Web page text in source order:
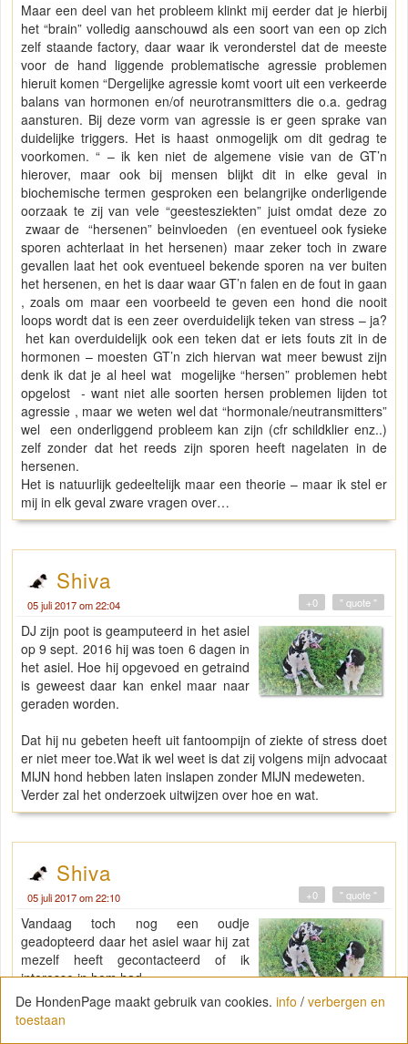
Maar een deel van het probleem klinkt mij eerder dat je hierbij
het “brain” volledig aanschouwd als een soort van een op zich
zelf staande factory, daar waar ik veronderstel dat de meeste
voor de hand liggende problematische agressie problemen
hieruit komen “Dergelijke agressie komt voort uit een verkeerde
balans van hormonen en/of neurotransmitters die o.a. gedrag
aansturen. Bij deze vorm van agressie is er geen sprake van
duidelijke triggers. Het is haast onmogelijk om dit gedrag te
voorkomen. “ – ik ken niet de algemene visie van de GT’n
hierover, maar ook bij mensen blijkt dit in elke geval in
biochemische termen gesproken een belangrijke onderligende
oorzaak te zij van vele “geestesziekten” juist omdat deze zo
zwaar de “hersenen” beinvloeden (en eventueel ook fysieke
sporen achterlaat in het hersenen) maar zeker toch in zware
gevallen laat het ook eventueel bekende sporen na ver buiten
het hersenen, en het is daar waar GT’n falen en de fout in gaan
, zoals om maar een voorbeeld te geven een hond die nooit
loops wordt dat is een zeer overduidelijk teken van stress – ja?
het kan overduidelijk ook een teken dat er iets fouts zit in de
hormonen – moesten GT’n zich hiervan wat meer bewust zijn
denk ik dat je al heel wat mogelijke “hersen” problemen hebt
opgelost - want niet alle soorten hersen problemen lijden tot
agressie , maar we weten wel dat “hormonale/neutransmitters”
wel een onderliggend probleem kan zijn (cfr schildklier enz..)
zelf zonder dat het reeds zijn sporen heeft nagelaten in de
hersenen.
Het is natuurlijk gedeeltelijk maar een theorie – maar ik stel er
mij in elk geval zware vragen over…
Shiva
05 juli 2017 om 22:04 " quote "
+0
DJ zijn poot is geamputeerd in het asiel
op 9 sept. 2016 hij was toen 6 dagen in
het asiel. Hoe hij opgevoed en getraind
is geweest daar kan enkel maar naar
geraden worden.
Dat hij nu gebeten heeft uit fantoompijn of ziekte of stress doet
er niet meer toe.Wat ik wel weet is dat zij volgens mijn advocaat
MIJN hond hebben laten inslapen zonder MIJN medeweten.
Verder zal het onderzoek uitwijzen over hoe en wat.
Shiva
05 juli 2017 om 22:10 " quote "
+0
Vandaag toch nog een oudje
geadopteerd daar het asiel waar hij zat
mezelf heeft gecontacteerd of ik
interesse in hem had.
De HondenPage maakt gebruik van cookies. info / verbergen en
toestaan